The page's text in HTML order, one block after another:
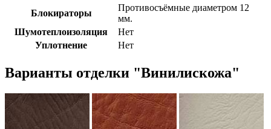
Блокираторы
Противосъёмные диаметром 12
мм.
Шумотеплоизоляция
Нет
Уплотнение
Нет
Варианты отделки "Винилискожа"